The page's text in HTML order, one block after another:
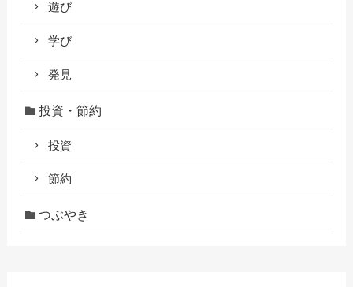
遊び
学び
発見
投資・節約
投資
節約
つぶやき